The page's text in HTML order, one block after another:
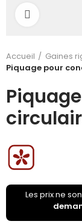
Accueil
Gaines
Piquage pour
Les prix ne